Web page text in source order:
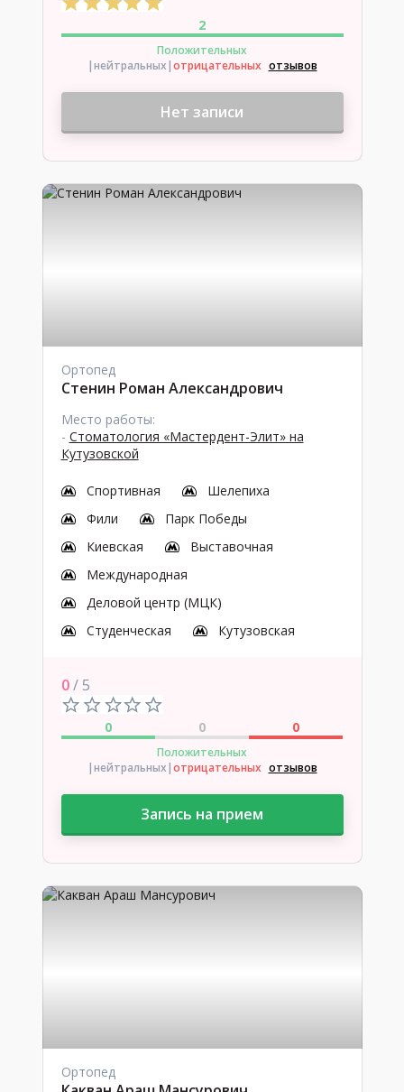
2
Положительных
|нейтральных|отрицательных отзывов
Нет записи
Ортопед
Стенин Роман Александрович
Место работы:
- Стоматология «Мастердент-Элит» на
Кутузовской
Спортивная
Шелепиха
Фили
Парк Победы
Киевская
Выставочная
Международная
Деловой центр (МЦК)
Студенческая
Кутузовская
0/ 5
0 0 0
Положительных
|нейтральных|отрицательных отзывов
Запись на прием
Ортопед